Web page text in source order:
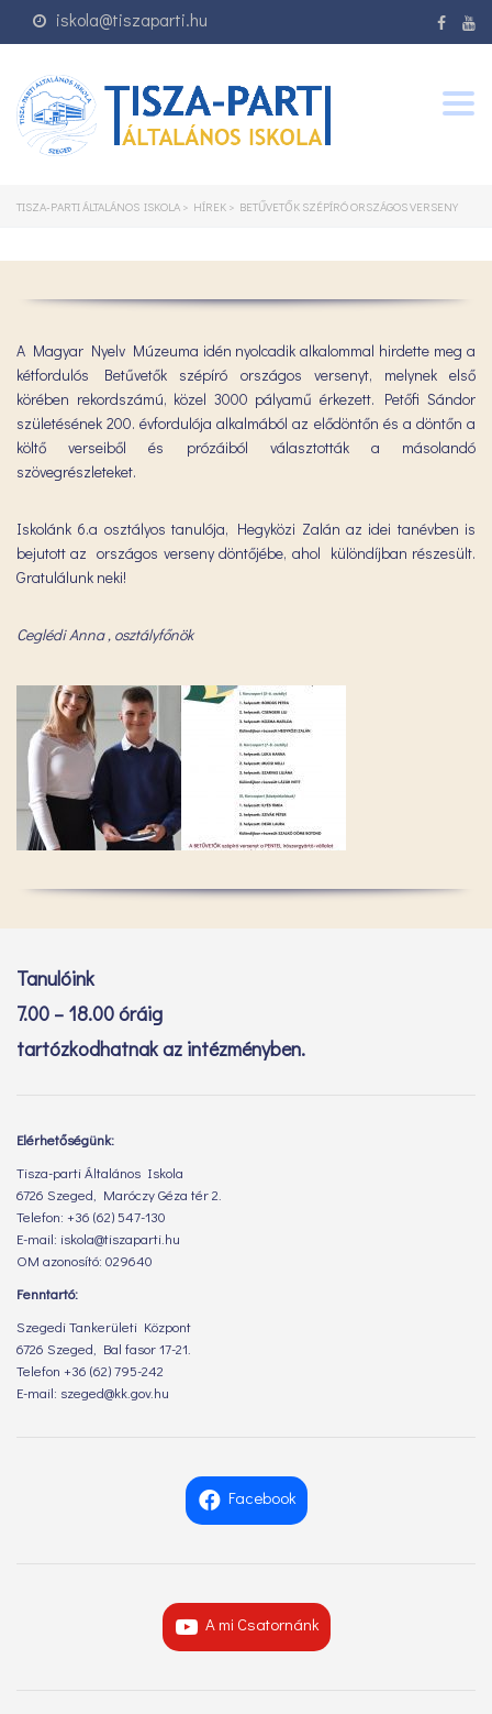
iskola@tiszaparti.hu
TISZA-PARTI ÁLTALÁNOS ISKOLA > HÍREK > BETŰVETŐK SZÉPÍRÓ ORSZÁGOS VERSENY
A Magyar Nyelv Múzeuma idén nyolcadik alkalommal hirdette meg a
kétfordulós Betűvetők szépíró országos versenyt, melynek első
körében rekordszámú, közel 3000 pályamű érkezett. Petőfi Sándor
születésének 200. évfordulója alkalmából az elődöntőn és a döntőn a
költő verseiből és prózáiból választották a másolandó
szövegrészleteket.
Iskolánk 6.a osztályos tanulója, Hegyközi Zalán az idei tanévben is
bejutott az országos verseny döntőjébe, ahol különdíjban részesült.
Gratulálunk neki!
Ceglédi Anna , osztályfőnök
Tanulóink
7.00 – 18.00 óráig
tartózkodhatnak az intézményben.
Elérhetőségünk:
Tisza-parti Általános Iskola
6726 Szeged, Maróczy Géza tér 2.
Telefon: +36 (62) 547-130
E-mail: iskola@tiszaparti.hu
OM azonosító: 029640
Fenntartó:
Szegedi Tankerületi Központ
6726 Szeged, Bal fasor 17-21.
Telefon +36 (62) 795-242
E-mail: szeged@kk.gov.hu
Facebook
A mi Csatornánk